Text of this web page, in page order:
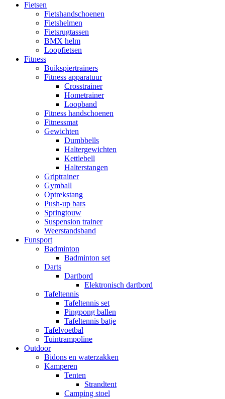
Fietsen
Fietshandschoenen
Fietshelmen
Fietsrugtassen
BMX helm
Loopfietsen
Fitness
Buikspiertrainers
Fitness apparatuur
Crosstrainer
Hometrainer
Loopband
Fitness handschoenen
Fitnessmat
Gewichten
Dumbbells
Haltergewichten
Kettlebell
Halterstangen
Griptrainer
Gymball
Optrekstang
Push-up bars
Springtouw
Suspension trainer
Weerstandsband
Funsport
Badminton
Badminton set
Darts
Dartbord
Elektronisch dartbord
Tafeltennis
Tafeltennis set
Pingpong ballen
Tafeltennis batje
Tafelvoetbal
Tuintrampoline
Outdoor
Bidons en waterzakken
Kamperen
Tenten
Strandtent
Camping stoel